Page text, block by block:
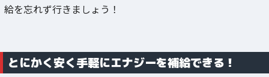
給を忘れず行きましょう！
とにかく安く手軽にエナジーを補給できる！